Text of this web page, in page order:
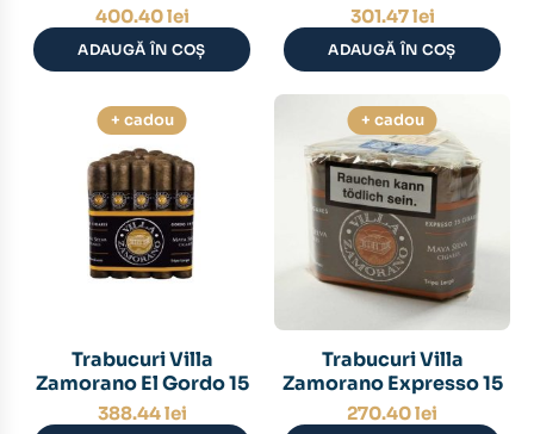
400.40lei
ADAUGĂ ÎN COȘ
301.47lei
ADAUGĂ ÎN COȘ
+ cadou
Trabucuri Villa
Zamorano El Gordo 15
388.44lei
+ cadou
Trabucuri Villa
Zamorano Expresso 15
270.40lei